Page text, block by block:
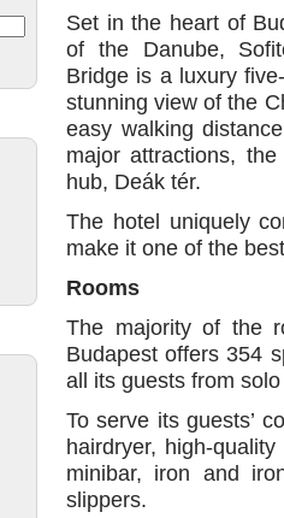
Set in the heart of
of the Danube,
Bridge is a luxury
stunning view of the
easy walking
major attractions,
hub, Deák tér.
The hotel uniquely
make it one of the
Rooms
The majority of the
Budapest offers 354
all its guests from
To serve its guests’
hairdryer, high-
minibar, iron and
slippers.